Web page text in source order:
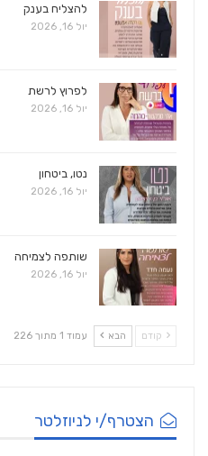
להצליח בענק
יול 16, 2026
לפרוץ לרשת
יול 16, 2026
נטו, ביטחון
יול 16, 2026
שותפה לצמיחה
יול 16, 2026
קודם הבא עמוד 1 מתוך 226
הצטרף/י לניוזלטר